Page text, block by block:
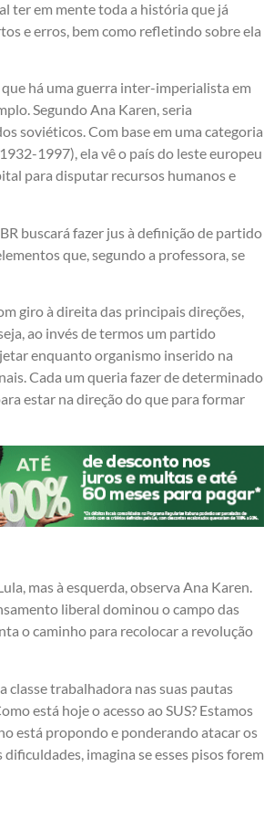
ter em mente toda a história que já
e erros, bem como refletindo sobre ela
há uma guerra inter-imperialista em
Segundo Ana Karen, seria
soviéticos. Com base em uma categoria
1997), ela vê o país do leste europeu
para disputar recursos humanos e
buscará fazer jus à definição de partido
que, segundo a professora, se
giro à direita das principais direções,
ao invés de termos um partido
enquanto organismo inserido na
Cada um queria fazer de determinado
estar na direção do que para formar
mas à esquerda, observa Ana Karen.
liberal dominou o campo das
o caminho para recolocar a revolução
classe trabalhadora nas suas pautas
está hoje o acesso ao SUS? Estamos
está propondo e ponderando atacar os
imagina se esses pisos forem